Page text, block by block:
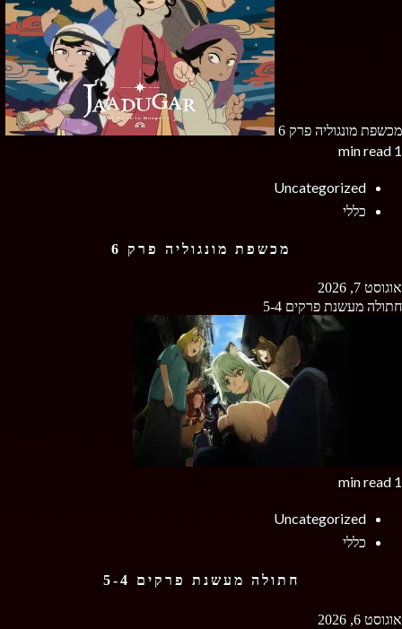
מכשפת מונגוליה פרק 6
1 min read
Uncategorized
כללי
מכשפת מונגוליה פרק 6
אוגוסט 7, 2026
חתולה מעשנת פרקים 5-4
1 min read
Uncategorized
כללי
חתולה מעשנת פרקים 5-4
אוגוסט 6, 2026